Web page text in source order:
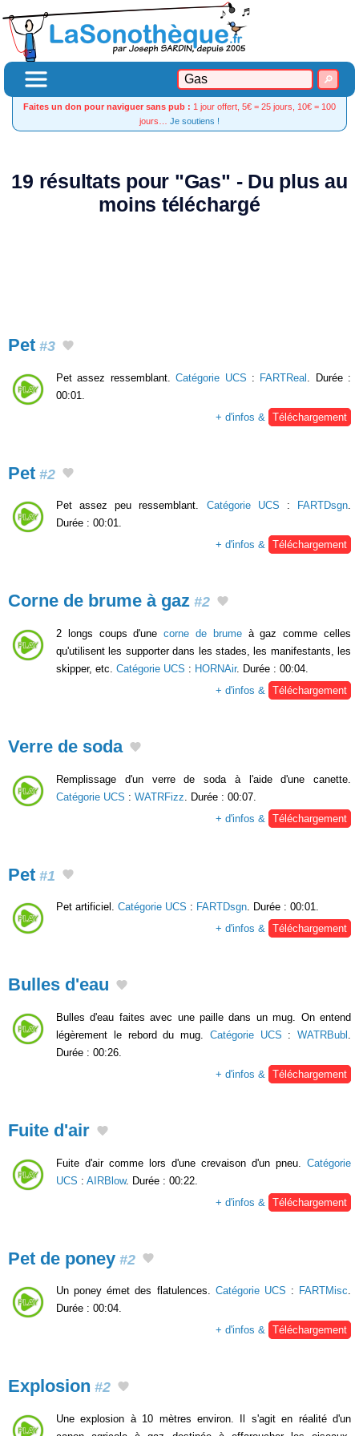
Faites un don pour naviguer sans pub : 1 jour offert, 5€ = 25 jours, 10€ = 100
jours… Je soutiens !
19 résultats pour "Gas" - Du plus au
moins téléchargé
Pet #3
Pet assez ressemblant.Catégorie UCS : FARTReal . Durée :
00:01.
+ d'infos &
Téléchargement
Pet #2
Pet assez peu ressemblant. Catégorie UCS : FARTDsgn.
Durée : 00:01.
+ d'infos & Téléchargement
Corne de brume à gaz #2
2 longs coups d'unecorne de brumeà gaz comme celles
qu'utilisent les supporter dans les stades, les manifestants, les
skipper, etc. Catégorie UCS : HORNAir. Durée : 00:04.
+ d'infos &
Téléchargement
Verre de soda
Remplissage d'un verre de soda à l'aide d'une canette.
Catégorie UCS : WATRFizz . Durée : 00:07.
+ d'infos &
Téléchargement
Pet #1
Pet artificiel. Catégorie UCS : FARTDsgn. Durée : 00:01.
+ d'infos & Téléchargement
Bulles d'eau
Bulles d'eau faites avec une paille dans un mug. On entend
légèrement le rebord du mug. Catégorie UCS : WATRBubl
Durée : 00:26.
+ d'infos &
Téléchargement
Fuite d'air
Fuite d'air comme lors d'une crevaison d'un pneu. Catégorie
UCS : AIRBlow. Durée : 00:22.
+ d'infos &
Téléchargement
Pet de poney #2
Un poney émet des flatulences. Catégorie UCS : FARTMisc.
Durée : 00:04.
+ d'infos & Téléchargement
Explosion #2
Une explosion à 10 mètres environ. Il s'agit en réalité d'un